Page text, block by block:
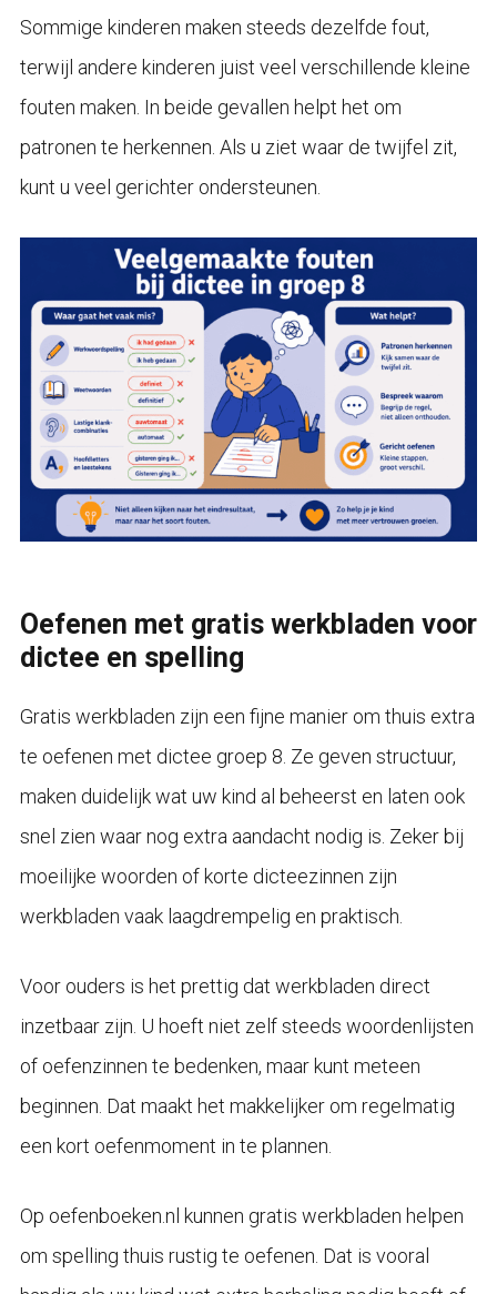
Sommige kinderen maken steeds dezelfde fout,
terwijl andere kinderen juist veel verschillende kleine
fouten maken. In beide gevallen helpt het om
patronen te herkennen. Als u ziet waar de twijfel zit,
kunt u veel gerichter ondersteunen.
Oefenen met gratis werkbladen voor
dictee en spelling
Gratis werkbladen zijn een fijne manier om thuis extra
te oefenen met dictee groep 8. Ze geven structuur,
maken duidelijk wat uw kind al beheerst en laten ook
snel zien waar nog extra aandacht nodig is. Zeker bij
moeilijke woorden of korte dicteezinnen zijn
werkbladen vaak laagdrempelig en praktisch.
Voor ouders is het prettig dat werkbladen direct
inzetbaar zijn. U hoeft niet zelf steeds woordenlijsten
of oefenzinnen te bedenken, maar kunt meteen
beginnen. Dat maakt het makkelijker om regelmatig
een kort oefenmoment in te plannen.
Op oefenboeken.nl kunnen gratis werkbladen helpen
om spelling thuis rustig te oefenen. Dat is vooral